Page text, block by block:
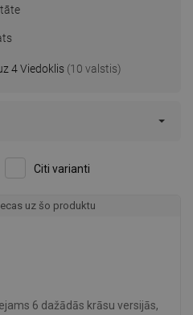
4 Viedoklis (10 valstis)
Citi varianti
uz šo produktu
6 dažādās krāsu versijās,